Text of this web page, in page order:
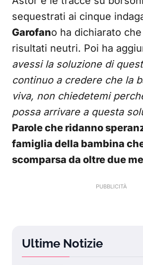
sequestrati ai cinque
Garofano ha dichiarato
risultati neutri. Poi ha
avessi la soluzione di
continuo a credere che la
viva, non chiedetemi
possa arrivare a questa
Parole che ridanno
famiglia della bambina
scomparsa da oltre due
Ultime Notizie